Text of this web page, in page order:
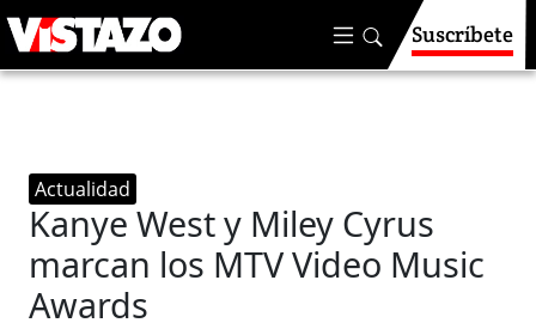
Suscríbete
Actualidad
Kanye West y Miley Cyrus
marcan los MTV Video Music
Awards